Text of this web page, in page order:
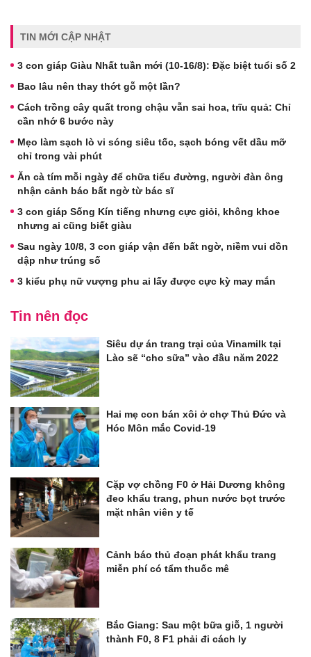
TIN MỚI CẬP NHẬT
3 con giáp Giàu Nhất tuần mới (10-16/8): Đặc biệt tuổi số 2
Bao lâu nên thay thớt gỗ một lần?
Cách trồng cây quất trong chậu vẫn sai hoa, trĩu quả: Chỉ
cần nhớ 6 bước này
Mẹo làm sạch lò vi sóng siêu tốc, sạch bóng vết dầu mỡ
chỉ trong vài phút
Ăn cà tím mỗi ngày để chữa tiểu đường, người đàn ông
nhận cảnh báo bất ngờ từ bác sĩ
3 con giáp Sống Kín tiếng nhưng cực giỏi, không khoe
nhưng ai cũng biết giàu
Sau ngày 10/8, 3 con giáp vận đến bất ngờ, niềm vui dồn
dập như trúng số
3 kiểu phụ nữ vượng phu ai lấy được cực kỳ may mắn
Tin nên đọc
Siêu dự án trang trại của Vinamilk tại
Lào sẽ “cho sữa” vào đầu năm 2022
Hai mẹ con bán xôi ở chợ Thủ Đức và
Hóc Môn mắc Covid-19
Cặp vợ chồng F0 ở Hải Dương không
đeo khẩu trang, phun nước bọt trước
mặt nhân viên y tế
Cảnh báo thủ đoạn phát khẩu trang
miễn phí có tẩm thuốc mê
Bắc Giang: Sau một bữa giỗ, 1 người
thành F0, 8 F1 phải đi cách ly